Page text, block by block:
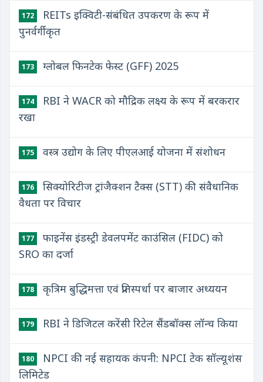
172
REITs इक्विटी-संबंधित उपकरण के रूप में
पुनर्वर्गीकृत
173 ग्लोबल फिनटेक फेस्ट (GFF) 2025
174
RBI ने WACR को मौद्रिक लक्ष्य के रूप में बरकरार
रखा
175 वस्त्र उद्योग के लिए पीएलआई योजना में संशोधन
176
सिक्योरिटीज ट्रांजैक्शन टैक्स (STT) की संवैधानिक
वैधता पर विचार
177
फाइनेंस इंडस्ट्री डेवलपमेंट काउंसिल (FIDC) को
SRO का दर्जा
178 कृत्रिम बुद्धिमत्ता एवं प्रतिस्पर्धा पर बाजार अध्ययन
179 RBI ने डिजिटल करेंसी रिटेल सैंडबॉक्स लॉन्च किया
180
NPCI की नई सहायक कंपनी: NPCI टेक सॉल्यूशंस
लिमिटेड